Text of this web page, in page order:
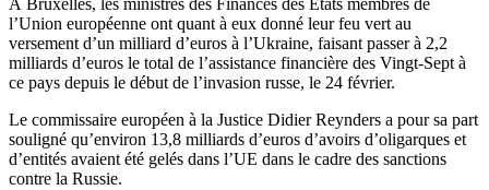
À Bruxelles, les ministres des Finances des États membres de
l’Union européenne ont quant à eux donné leur feu vert au
versement d’un milliard d’euros à l’Ukraine, faisant passer à 2,2
milliards d’euros le total de l’assistance financière des Vingt-Sept à
ce pays depuis le début de l’invasion russe, le 24 février.
Le commissaire européen à la Justice Didier Reynders a pour sa part
souligné qu’environ 13,8 milliards d’euros d’avoirs d’oligarques et
d’entités avaient été gelés dans l’UE dans le cadre des sanctions
contre la Russie.